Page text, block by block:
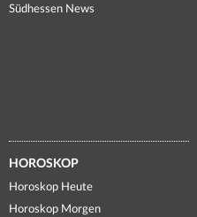
Südhessen News
HOROSKOP
Horoskop Heute
Horoskop Morgen